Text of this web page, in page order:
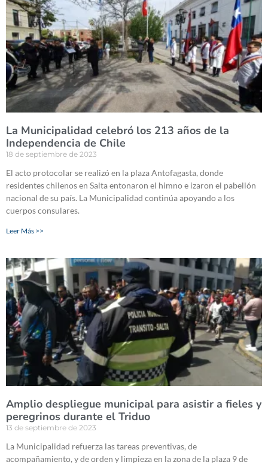
La Municipalidad celebró los 213 años de la
Independencia de Chile
18 de septiembre de 2023
El acto protocolar se realizó en la plaza Antofagasta, donde
residentes chilenos en Salta entonaron el himno e izaron el pabellón
nacional de su país. La Municipalidad continúa apoyando a los
cuerpos consulares.
Leer Más >>
Amplio despliegue municipal para asistir a fieles y
peregrinos durante el Triduo
13 de septiembre de 2023
La Municipalidad refuerza las tareas preventivas, de
acompañamiento, y de orden y limpieza en la zona de la plaza 9 de